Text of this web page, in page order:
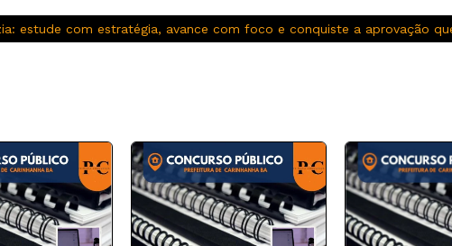
estude com estratégia, avance com foco e conquiste a aprovação